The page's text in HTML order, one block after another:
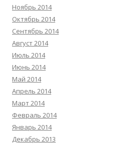
Ноябрь 2014
Октябрь 2014
Сентябрь 2014
Август 2014
Июль 2014
Июнь 2014
Май 2014
Апрель 2014
Март 2014
Февраль 2014
Январь 2014
Декабрь 2013